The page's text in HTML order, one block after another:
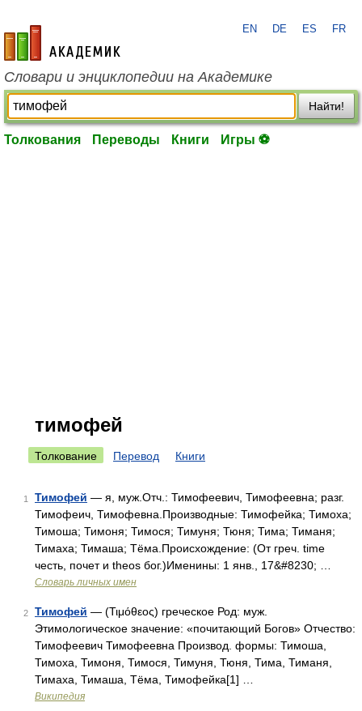
academic.ru
EN DE ES FR
Словари и энциклопедии на Академике
Найти!
Толкования Переводы Книги Игры ⚽
тимофей
Толкование Перевод Книги
1 Тимофей — я, муж.Отч.: Тимофеевич, Тимофеевна; разг.
Тимофеич, Тимофевна.Производные: Тимофейка; Тимоха;
Тимоша; Тимоня; Тимося; Тимуня; Тюня; Тима; Тиманя;
Тимаха; Тимаша; Тёма.Происхождение: (От греч. time
честь, почет и theos бог.)Именины: 1 янв., 17&#8230; …
Словарь личных имен
2 Тимофей — (Τιμόθεος) греческое Род: муж.
Этимологическое значение: «почитающий Богов» Отчество:
Тимофеевич Тимофеевна Производ. формы: Тимоша,
Тимоха, Тимоня, Тимося, Тимуня, Тюня, Тима, Тиманя,
Тимаха, Тимаша, Тёма, Тимофейка[1] …
Википедия